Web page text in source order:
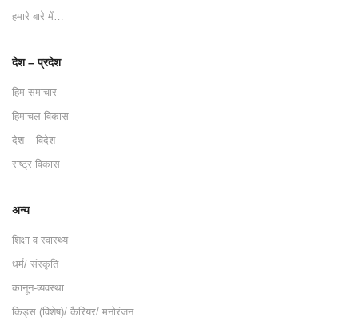
हमारे बारे में…
देश – प्रदेश
हिम समाचार
हिमाचल विकास
देश – विदेश
राष्ट्र विकास
अन्य
शिक्षा व स्वास्थ्य
धर्म/ संस्कृति
कानून-व्यवस्था
किड्स (विशेष)/ कैरियर/ मनोरंजन